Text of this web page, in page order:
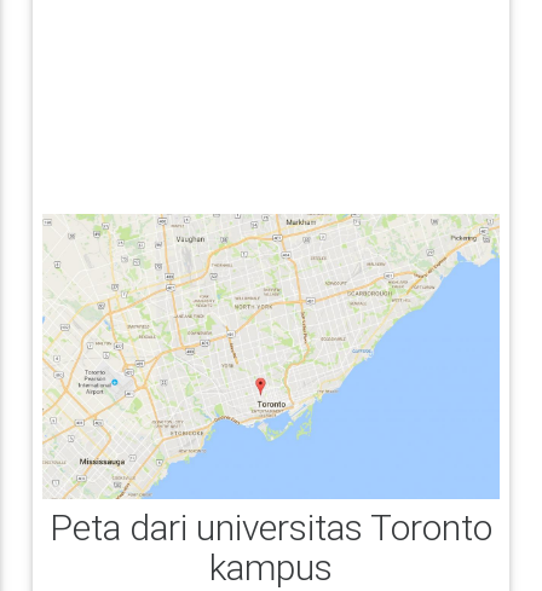
Peta dari universitas Toronto
kampus